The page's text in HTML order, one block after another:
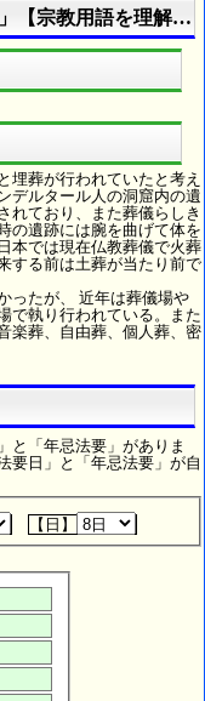
【宗教用語を理解す
葬が行われていたと考え
デルタール人の洞窟内の遺
れており、また葬儀らしき
の遺跡には腕を曲げて体を
本では現在仏教葬儀で火葬
する前は土葬が当たり前で
ったが、 近年は葬儀場や
で執り行われている。また
楽葬、自由葬、個人葬、密
と「年忌法要」がありま
要日」と「年忌法要」が自
【日】